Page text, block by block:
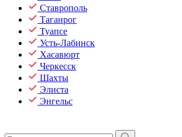
Ставрополь
Таганрог
Туапсе
Усть-Лабинск
Хасавюрт
Черкесск
Шахты
Элиста
Энгельс